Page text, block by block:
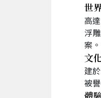
世
高
浮
案。
文
建
被